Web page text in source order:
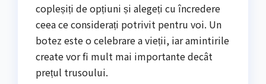
copleșiți de opțiuni și alegeți cu încredere
ceea ce considerați potrivit pentru voi. Un
botez este o celebrare a vieții, iar amintirile
create vor fi mult mai importante decât
prețul trusoului.